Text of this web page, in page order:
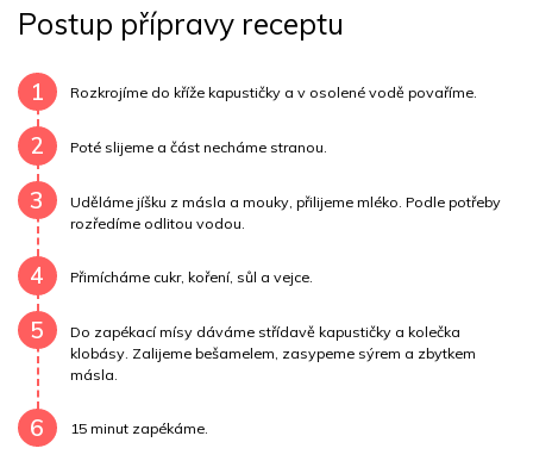
Uhlovodany 1 g Cholesterol 98.1 mg
Draslík 31.9 mg Vláknina 17060.2 mg
17060.2 mg
Vitamín E
Postup přípravy receptu
1 Rozkrojíme do kříže kapustičky a v osolené vodě povaříme.
2 Poté slijeme a část necháme stranou.
3
Uděláme jíšku z másla a mouky, přilijeme mléko. Podle potřeby
rozředíme odlitou vodou.
4 Přimícháme cukr, koření, sůl a vejce.
5
Do zapékací mísy dáváme střídavě kapustičky a kolečka
klobásy. Zalijeme bešamelem, zasypeme sýrem a zbytkem
másla.
6 15 minut zapékáme.